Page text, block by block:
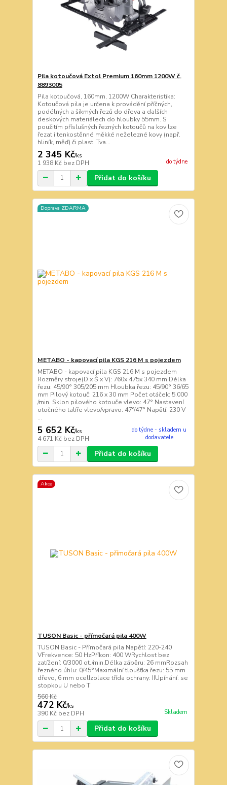
Pila kotoučová Extol Premium 160mm 1200W č.
8893005
Pila kotoučová, 160mm, 1200W Charakteristika:
Kotoučová pila je určena k provádění příčných,
podélných a šikmých řezů do dřeva a dalších
deskových materiálech do hloubky 55mm. S
použitím příslušných řezných kotoučů na kov lze
řezat i tenkostěnné měkké neželezné kovy (např.
hliník, měď) či plast. Tva...
2 345 Kč/ks
1 938 Kč bez DPH do týdne
Přidat do košíku
Doprava ZDARMA
METABO - kapovací pila KGS 216 M s pojezdem
METABO - kapovací pila KGS 216 M s pojezdem
Rozměry stroje(D x Š x V): 760x 475x 340 mm Délka
řezu: 45/90° 305/205 mm Hloubka řezu: 45/90° 36/65
mm Pilový kotouč: 216 x 30 mm Počet otáček: 5.000
/min. Sklon pilového kotouče vlevo: 47° Nastavení
otočného talíře vlevo/vpravo: 47°/47° Napětí: 230 V
...
5 652 Kč/ks
4 671 Kč bez DPH
do týdne - skladem u
dodavatele
Přidat do košíku
Akce
TUSON Basic - přímočará pila 400W
TUSON Basic - Přímočará pila Napětí: 220-240
VFrekvence: 50 HzPříkon: 400 WRychlost bez
zatížení: 0/3000 ot./min.Délka záběru: 26 mmRozsah
řezného úhlu: 0/45°Maximální tloušťka řezu: 55 mm
dřevo, 6 mm ocelIzolace třída ochrany: IIUpínání: se
stopkou U nebo T
560 Kč
472 Kč/ks
390 Kč bez DPH Skladem
Přidat do košíku